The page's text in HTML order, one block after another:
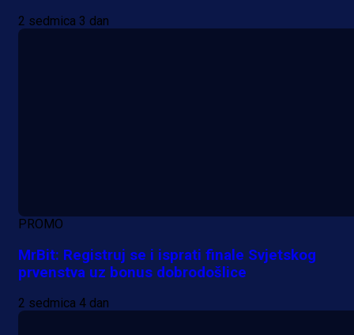
2 sedmica 3 dan
PROMO
MrBit: Registruj se i isprati finale Svjetskog
prvenstva uz bonus dobrodošlice
2 sedmica 4 dan